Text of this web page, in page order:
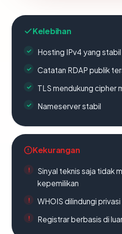
Kelebihan
Hosting IPv4 yang stabil
Catatan RDAP publik
TLS mendukung cipher
Nameserver stabil
Kekurangan
Sinyal teknis saja tidak
kepemilikan
WHOIS dilindungi privasi
Registrar berbasis di